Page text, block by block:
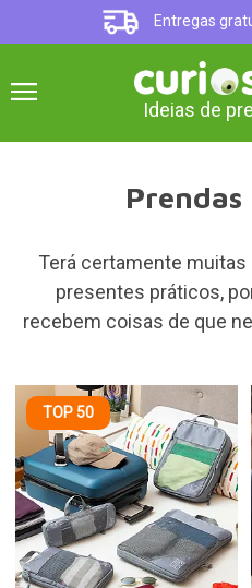
Entregas
Ideias de
Terá certamente
presentes práticos,
recebem coisas de que
TOP 50